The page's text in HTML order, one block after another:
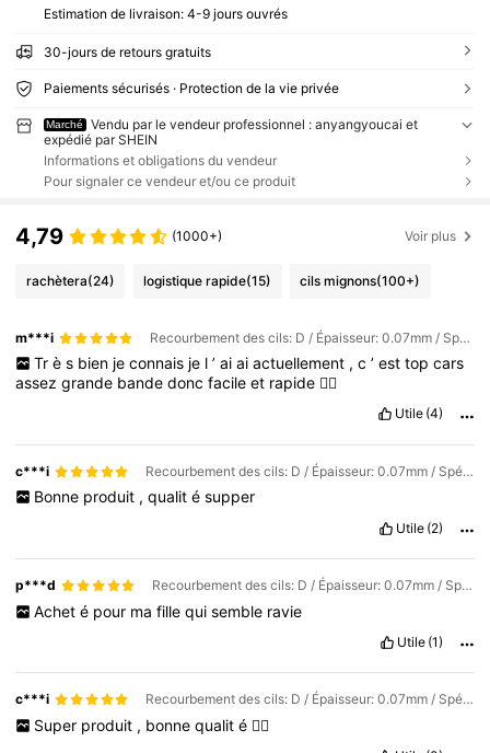
Estimation de livraison: 4-9 jours ouvrés
30-jours de retours gratuits
Paiements sécurisés · Protection de la vie privée
Marché
Vendu par le vendeur professionnel : anyangyoucai et
expédié par SHEIN
Informations et obligations du vendeur
Pour signaler ce vendeur et/ou ce produit
4,79 (1000+) Voir plus
rachètera(24) logistique rapide(15) cils mignons(100+)
m***i Recourbement des cils: D / Épaisseur: 0.07mm / Spécifications générales: Plateau flash 1 pièces
Tr è s bien je connais je l ’ ai ai actuellement , c ’ est top cars
assezgrande bandedoncfacileet rapide 👍🏽
Utile (4)
c***i Recourbement des cils: D / Épaisseur: 0.07mm / Spécifications générales: Plateau flash 1 pièces
Bonne produit , qualit é supper
Utile (2)
p***d Recourbement des cils: D / Épaisseur: 0.07mm / Spécifications générales: Plateau flash 1 pièces
Achet é pour ma fille qui semble ravie
Utile (1)
c***i Recourbement des cils: D / Épaisseur: 0.07mm / Spécifications générales: Plateau flash 1 pièces
Super produit , bonne qualit é 👍🏻